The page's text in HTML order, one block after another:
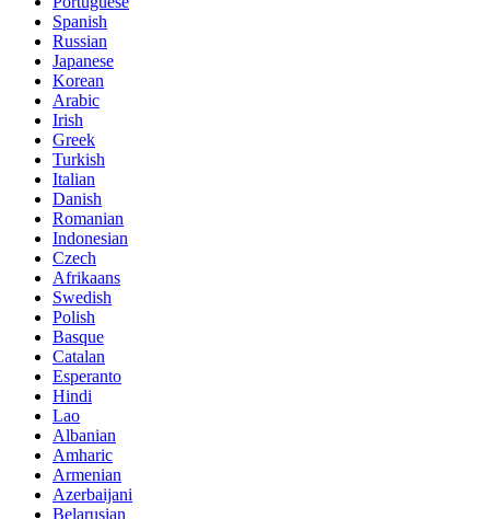
Spanish
Russian
Japanese
Korean
Arabic
Irish
Greek
Turkish
Italian
Danish
Romanian
Indonesian
Czech
Afrikaans
Swedish
Polish
Basque
Catalan
Esperanto
Hindi
Lao
Albanian
Amharic
Armenian
Azerbaijani
Belarusian